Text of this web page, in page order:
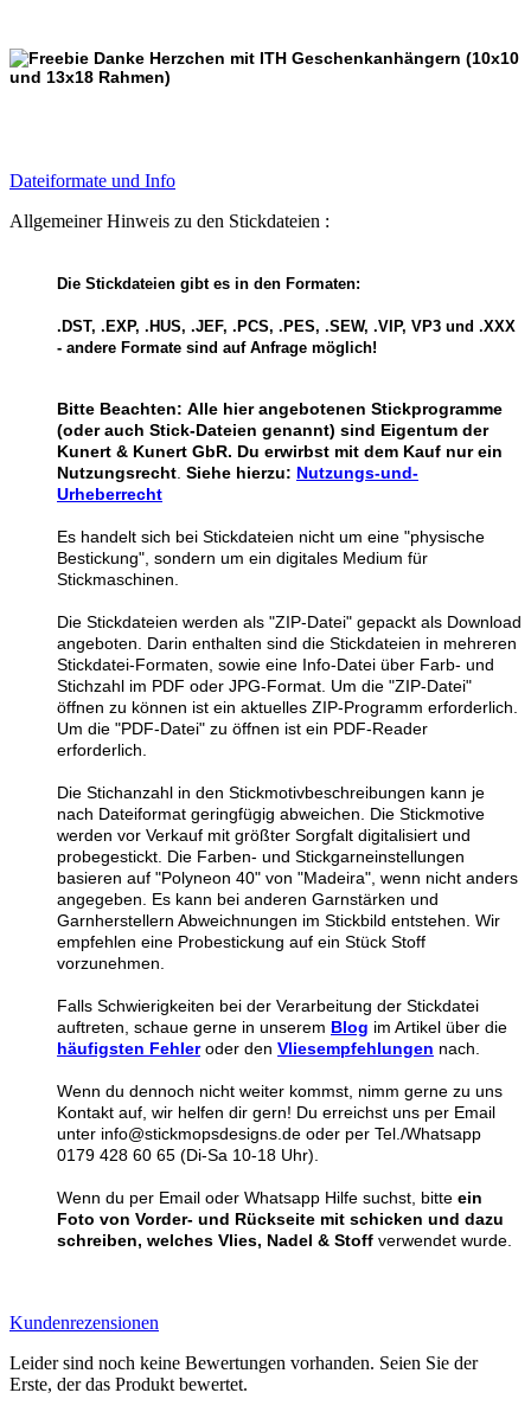
Dateiformate und Info
Allgemeiner Hinweis zu den Stickdateien :
Die Stickdateien gibt es in den Formaten:
.DST, .EXP, .HUS, .JEF, .PCS, .PES, .SEW, .VIP, VP3 und .XXX
- andere Formate sind auf Anfrage möglich!
Bitte Beachten: Alle hier angebotenen Stickprogramme
(oder auch Stick-Dateien genannt) sind Eigentum der
Kunert & Kunert GbR. Du erwirbst mit dem Kauf nur ein
Nutzungsrecht Siehe hierzu: Nutzungs-und-
Urheberrecht
Es handelt sich bei Stickdateien nicht um eine "physische
Bestickung", sondern um ein digitales Medium für
Stickmaschinen.
Die Stickdateien werden als "ZIP-Datei" gepackt als Download
angeboten. Darin enthalten sind die Stickdateien in mehreren
Stickdatei-Formaten, sowie eine Info-Datei über Farb- und
Stichzahl im PDF oder JPG-Format. Um die "ZIP-Datei"
öffnen zu können ist ein aktuelles ZIP-Programm erforderlich.
Um die "PDF-Datei" zu öffnen ist ein PDF-Reader
erforderlich.
Die Stichanzahl in den Stickmotivbeschreibungen kann je
nach Dateiformat geringfügig abweichen. Die Stickmotive
werden vor Verkauf mit größter Sorgfalt digitalisiert und
probegestickt. Die Farben- und Stickgarneinstellungen
basieren auf "Polyneon 40" von "Madeira", wenn nicht anders
angegeben. Es kann bei anderen Garnstärken und
Garnherstellern Abweichnungen im Stickbild entstehen. Wir
empfehlen eine Probestickung auf ein Stück Stoff
vorzunehmen.
Falls Schwierigkeiten bei der Verarbeitung der Stickdatei
auftreten, schaue gerne in unserem Blog im Artikel über die
häufigsten Fehleroder den Vliesempfehlungen nach.
Wenn du dennoch nicht weiter kommst, nimm gerne zu uns
Kontakt auf, wir helfen dir gern! Du erreichst uns per Email
unter info@stickmopsdesigns.de oder per Tel./Whatsapp
0179 428 60 65 (Di-Sa 10-18 Uhr).
Wenn du per Email oder Whatsapp Hilfe suchst, bitte ein
Foto von Vorder- und Rückseite mit schicken und dazu
schreiben, welches Vlies, Nadel & Stoff verwendet wurde.
Kundenrezensionen
Leider sind noch keine Bewertungen vorhanden. Seien Sie der
Erste, der das Produkt bewertet.